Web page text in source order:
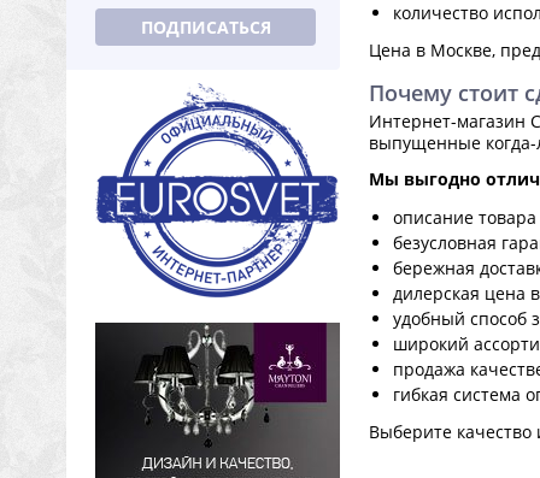
ПОДПИСАТЬСЯ
количество
Цена в Москве,
Почему стоит
Интернет-магазин
выпущенные когда-
Мы выгодно
описание товара
безусловная
бережная
дилерская цена
удобный способ
широкий
продажа
гибкая система
Выберите качество